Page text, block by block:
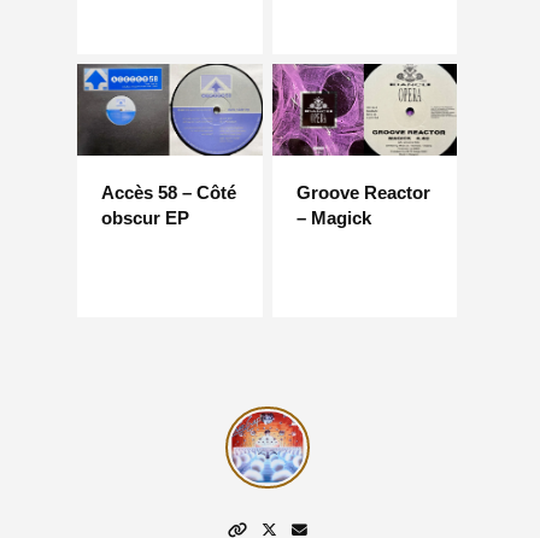
Accès 58 – Côté
obscur EP
Groove Reactor
– Magick